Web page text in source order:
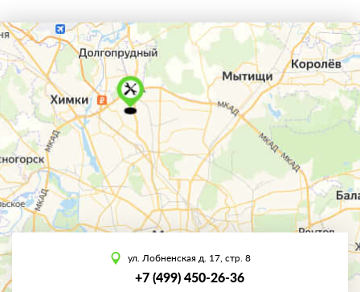
ул. Лобненская д. 17, стр. 8
+7 (499) 450-26-36